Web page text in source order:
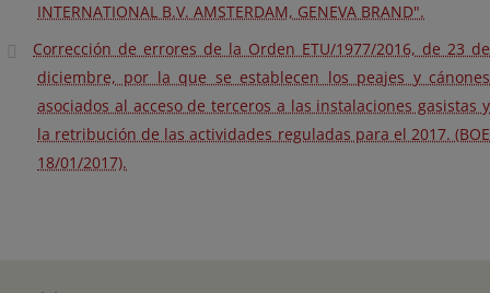
INTERNATIONAL B.V. AMSTERDAM, GENEVA BRAND".
Corrección de errores de la Orden ETU/1977/2016, de 23 de
diciembre, por la que se establecen los peajes y cánones
asociados al acceso de terceros a las instalaciones gasistas y
la retribución de las actividades reguladas para el 2017. (BOE
18/01/2017).